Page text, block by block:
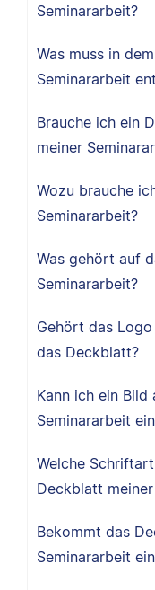
Seminararbeit?
Was muss in
Seminararbeit
Brauche ich ein
meiner
Wozu brauche
Seminararbeit?
Was gehört auf
Seminararbeit?
Gehört das
das Deckblatt?
Kann ich ein
Seminararbeit
Welche
Deckblatt
Bekommt das
Seminararbeit